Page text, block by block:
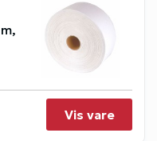
Vis vare